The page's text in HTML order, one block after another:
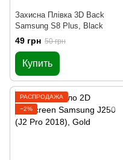
Захисна Плівка 3D Back
Samsung S8 Plus, Black
49 грн 50 грн
Купить
РАСПРОДАЖА
−2%